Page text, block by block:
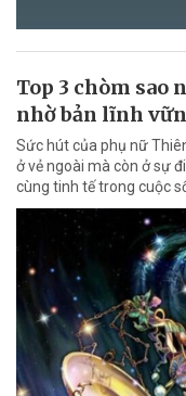
Top 3 chòm sao
nhờ bản lĩnh
Sức hút của phụ nữ
ở vẻ ngoài mà còn ở sự
cùng tinh tế trong cuộc